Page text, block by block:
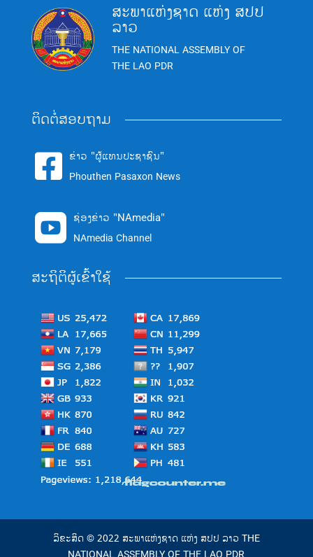
ສະພາແຫ່ງຊາດ ແຫ່ງ ສປປ
ລາວ
THE NATIONAL ASSEMBLY OF
THE LAO PDR
ຕິດຕໍ່ສອບຖາມ
 ຂ່າວ "ຜູ້ແທນປະຊາຊົນ"
Phouthen Pasaxon News
 ຊ່ອງຂ່າວ "NAmedia"
NAmedia Channel
ສະຖິຕິຜູ້ເຂົ້າໃຊ້
ລິຂະສິດ © 2022 ສະພາແຫ່ງຊາດ ແຫ່ງ ສປປ ລາວ THE